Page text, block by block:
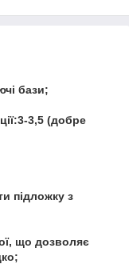
бази;
3,5 (добре
підложку з
що дозволяє